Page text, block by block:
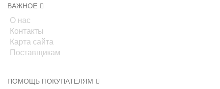
ВАЖНОЕ
О нас
Контакты
Карта сайта
Поставщикам
ПОМОЩЬ ПОКУПАТЕЛЯМ